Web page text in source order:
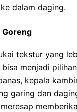
dalam daging.
Goreng
tekstur yang
menjadi
kepala
garing dan